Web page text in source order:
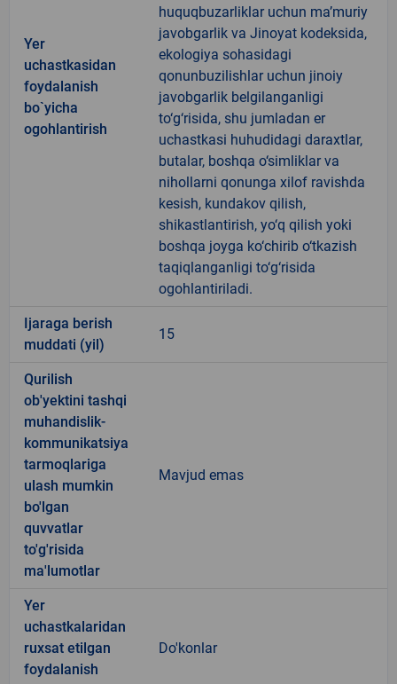
Yer
uchastkasidan
foydalanish
bo`yicha
ogohlantirish
huquqbuzarliklar uchun ma’muriy
javobgarlik va Jinoyat kodeksida,
ekologiya sohasidagi
qonunbuzilishlar uchun jinoiy
javobgarlik belgilanganligi
to‘g‘risida, shu jumladan er
uchastkasi huhudidagi daraxtlar,
butalar, boshqa o‘simliklar va
nihollarni qonunga xilof ravishda
kesish, kundakov qilish,
shikastlantirish, yo‘q qilish yoki
boshqa joyga ko‘chirib o‘tkazish
taqiqlanganligi to‘g‘risida
ogohlantiriladi.
Ijaraga berish
muddati (yil)
15
Qurilish
ob'yektini tashqi
muhandislik-
kommunikatsiya
tarmoqlariga
ulash mumkin
bo'lgan
quvvatlar
to'g'risida
ma'lumotlar
Mavjud emas
Yer
uchastkalaridan
ruxsat etilgan
foydalanish
Do'konlar